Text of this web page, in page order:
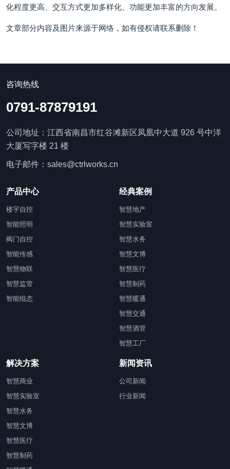
化程度更高、交互方式更加多样化、功能更加丰富的方向发展。
文章部分内容及图片来源于网络，如有侵权请联系删除！
咨询热线
0791-87879191
公司地址：江西省南昌市红谷滩新区凤凰中大道 926 号中洋
大厦写字楼 21 楼
电子邮件：sales@ctrlworks.cn
产品中心
楼宇自控
智能照明
阀门自控
智能传感
智慧物联
智慧监管
智能组态
经典案例
智慧地产
智慧实验室
智慧水务
智慧文博
智慧医疗
智慧制药
智慧暖通
智慧交通
智慧酒管
智慧工厂
解决方案
智慧商业
智慧实验室
智慧水务
智慧文博
智慧医疗
智慧制药
新闻资讯
公司新闻
行业新闻